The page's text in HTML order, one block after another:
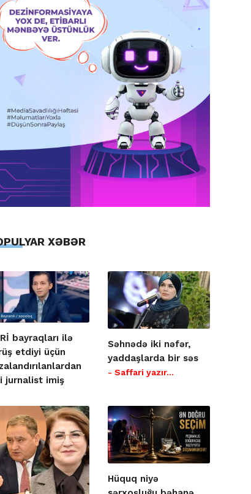
XƏBƏR
bayraqları ilə
etdiyi üçün
jurnalist imiş
Səhnədə iki nəfər,
yaddaşlarda bir səs
- Saffari yazır…
Hüquq niyə